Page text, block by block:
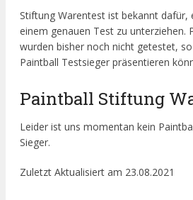
Stiftung Warentest ist bekannt dafür,
einem genauen Test zu unterziehen.
wurden bisher noch nicht getestet,
Paintball Testsieger präsentieren
Paintball Stiftung
Leider ist uns momentan kein
Sieger.
Zuletzt Aktualisiert am 23.08.2021